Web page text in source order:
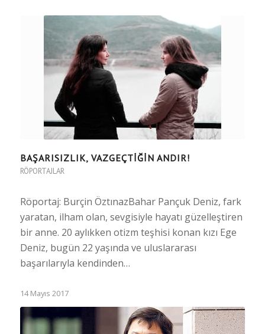
BAŞARISIZLIK, VAZGEÇTIĞIN ANDIR!
RÖPORTAJLAR
Röportaj: Burçin ÖztınazBahar Pançuk Deniz, fark
yaratan, ilham olan, sevgisiyle hayatı güzelleştiren
bir anne. 20 aylıkken otizm teşhisi konan kızı Ege
Deniz, bugün 22 yaşında ve uluslararası
başarılarıyla kendinden…
14 Mayıs 2017